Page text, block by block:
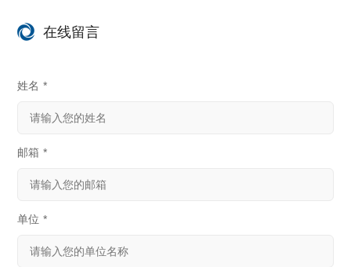
在线留言
姓名 *
邮箱 *
单位 *